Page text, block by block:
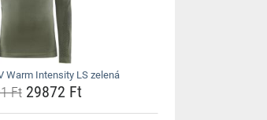
Warm Intensity LS zelená
Ft29872 Ft